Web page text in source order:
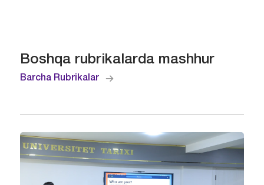
Boshqa rubrikalarda mashhur
Barcha Rubrikalar